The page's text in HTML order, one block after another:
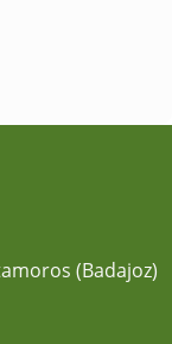
(Badajoz)